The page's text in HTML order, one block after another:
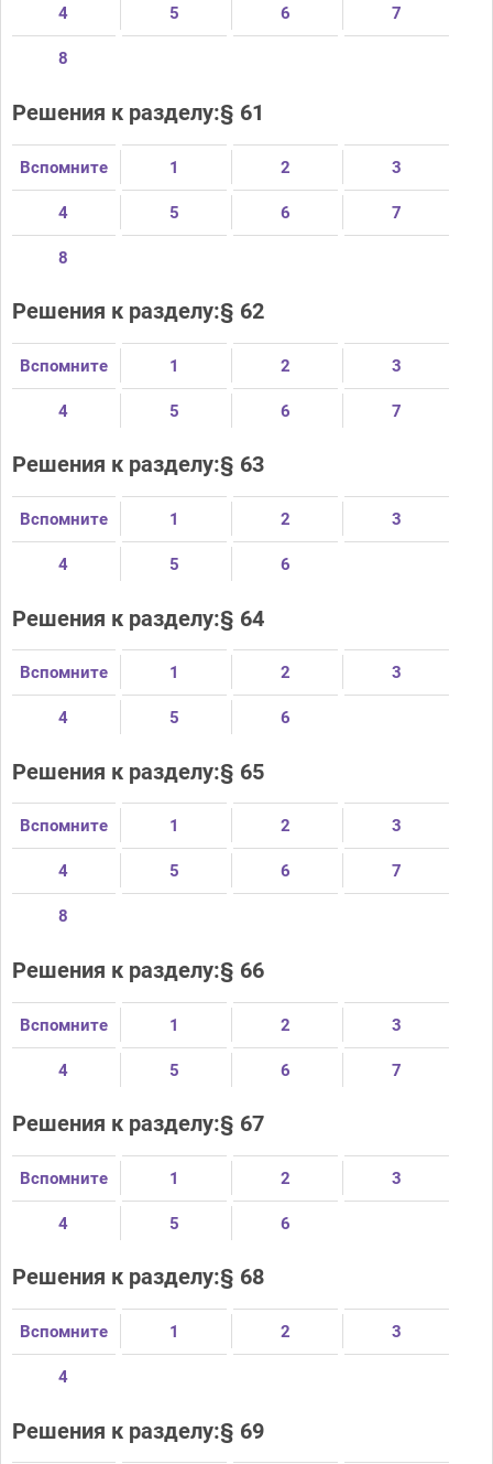
4 5 6 7
8
Решения к разделу:§ 61
Вспомните 1 2 3
4 5 6 7
8
Решения к разделу:§ 62
Вспомните 1 2 3
4 5 6 7
Решения к разделу:§ 63
Вспомните 1 2 3
4 5 6
Решения к разделу:§ 64
Вспомните 1 2 3
4 5 6
Решения к разделу:§ 65
Вспомните 1 2 3
4 5 6 7
8
Решения к разделу:§ 66
Вспомните 1 2 3
4 5 6 7
Решения к разделу:§ 67
Вспомните 1 2 3
4 5 6
Решения к разделу:§ 68
Вспомните 1 2 3
4
Решения к разделу:§ 69